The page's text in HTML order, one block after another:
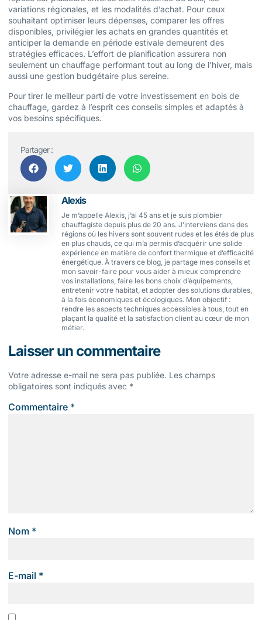
variations régionales, et les modalités d’achat. Pour ceux
souhaitant optimiser leurs dépenses, comparer les offres
disponibles, privilégier les achats en grandes quantités et
anticiper la demande en période estivale demeurent des
stratégies efficaces. L’effort de planification assurera non
seulement un chauffage performant tout au long de l’hiver, mais
aussi une gestion budgétaire plus sereine.
Pour tirer le meilleur parti de votre investissement en bois de
chauffage, gardez à l’esprit ces conseils simples et adaptés à
vos besoins spécifiques.
Partager :
Alexis
Je m’appelle Alexis, j’ai 45 ans et je suis plombier
chauffagiste depuis plus de 20 ans. J’interviens dans des
régions où les hivers sont souvent rudes et les étés de plus
en plus chauds, ce qui m’a permis d’acquérir une solide
expérience en matière de confort thermique et d’efficacité
énergétique. À travers ce blog, je partage mes conseils et
mon savoir-faire pour vous aider à mieux comprendre
vos installations, faire les bons choix d’équipements,
entretenir votre habitat, et adopter des solutions durables,
à la fois économiques et écologiques. Mon objectif :
rendre les aspects techniques accessibles à tous, tout en
plaçant la qualité et la satisfaction client au cœur de mon
métier.
Laisser un commentaire
Votre adresse e-mail ne sera pas publiée. Les champs
obligatoires sont indiqués avec *
Commentaire *
Nom *
E-mail *